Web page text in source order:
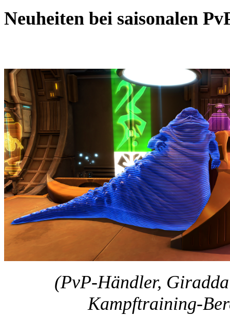
Neuheiten bei saisonalen
(PvP-Händler,
Kampftraining-